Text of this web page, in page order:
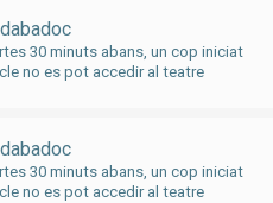
30 minuts abans, un cop iniciat
no es pot accedir al teatre
30 minuts abans, un cop iniciat
no es pot accedir al teatre